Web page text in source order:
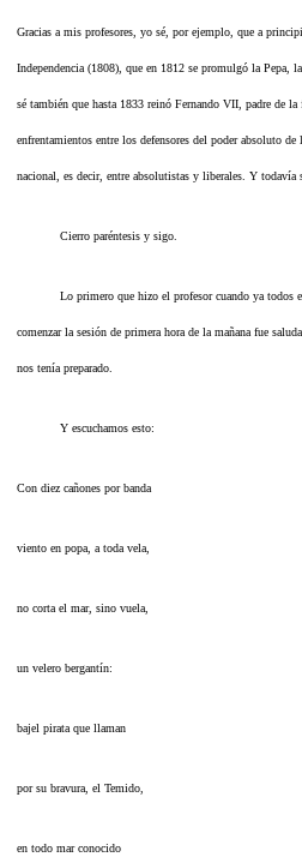
Gracias a mis profesores, yo sé, por ejemplo, que a
Independencia (1808), que en 1812 se promulgó la Pepa,
sé también que hasta 1833 reinó Fernando VII, padre de
enfrentamientos entre los defensores del poder absoluto
nacional, es decir, entre absolutistas y liberales. Y todavía
Cierro paréntesis y sigo.
Lo primero que hizo el profesor cuando ya todos
comenzar la sesión de primera hora de la mañana fue
nos tenía preparado.
Y escuchamos esto:
Con diez cañones por banda
viento en popa, a toda vela,
no corta el mar, sino vuela,
un velero bergantín:
bajel pirata que llaman
por su bravura, el Temido,
en todo mar conocido